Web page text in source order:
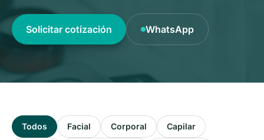
Solicitar cotización WhatsApp
Todos Facial Corporal Capilar